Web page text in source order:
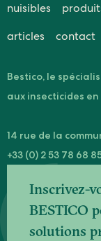
nuisibles
articles
contact
Bestico, le
aux insecticides
14 rue de la
+33 (0) 2 53 78 68
Inscrivez-
BESTICO
solutions